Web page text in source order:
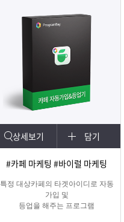
상세보기 담기
#카페 마케팅 #바이럴 마케팅
특정 대상카페의 타겟아이디로 자동
가입 및
등업을 해주는 프로그램